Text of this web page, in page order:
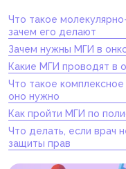
Что такое
зачем его делают
Зачем нужны МГИ в
Какие МГИ проводят в
Что такое
оно нужно
Как пройти МГИ по
Что делать, если врач
защиты прав